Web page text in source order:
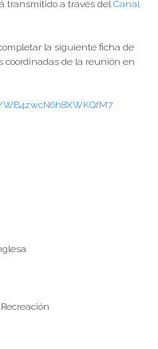
transmitido a través delCanal
la siguiente ficha de
coordinadas de la reunión en